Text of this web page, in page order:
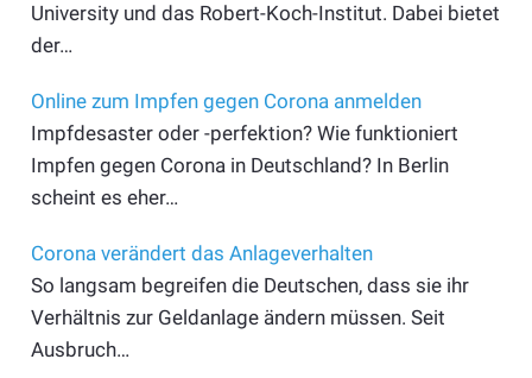
University und das Robert-Koch-Institut. Dabei bietet
der…
Online zum Impfen gegen Corona anmelden
Impfdesaster oder -perfektion? Wie funktioniert
Impfen gegen Corona in Deutschland? In Berlin
scheint es eher…
Corona verändert das Anlageverhalten
So langsam begreifen die Deutschen, dass sie ihr
Verhältnis zur Geldanlage ändern müssen. Seit
Ausbruch…